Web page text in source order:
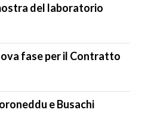
del laboratorio
fase per il Contratto
e Busachi